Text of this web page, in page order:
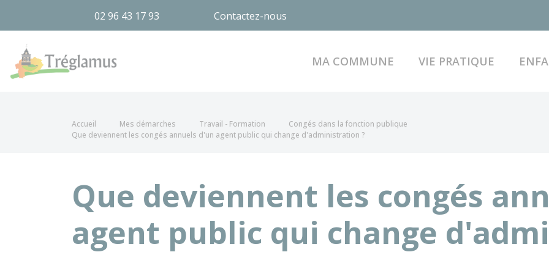
02 96 43 17 93 Contactez-nous
MA COMMUNE VIE PRATIQUE
Accueil Mes démarches Travail - Formation
Congés dans la fonction publique
Que deviennent les congés annuels d'un agent public qui change d'administration ?
Que deviennent les congés
agent public qui change